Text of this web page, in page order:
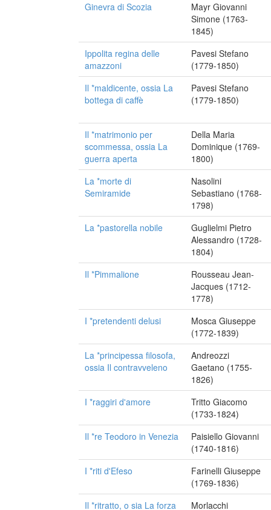
Ginevra di Scozia
Mayr Giovanni
Simone (1763-
1845)
Ippolita regina delle
amazzoni
Pavesi Stefano
(1779-1850)
Il *maldicente, ossia La
bottega di caffè
Pavesi Stefano
(1779-1850)
Il *matrimonio per
scommessa, ossia La
guerra aperta
Della Maria
Dominique (1769-
1800)
La *morte di
Semiramide
Nasolini
Sebastiano (1768-
1798)
La *pastorella nobile
Guglielmi Pietro
Alessandro (1728-
1804)
Il *Pimmalione
Rousseau Jean-
Jacques (1712-
1778)
I *pretendenti delusi
Mosca Giuseppe
(1772-1839)
La *principessa filosofa,
ossia Il contravveleno
Andreozzi
Gaetano (1755-
1826)
I *raggiri d'amore
Tritto Giacomo
(1733-1824)
Il *re Teodoro in Venezia
Paisiello Giovanni
(1740-1816)
I *riti d'Efeso
Farinelli Giuseppe
(1769-1836)
Il *ritratto, o sia La forza
Morlacchi